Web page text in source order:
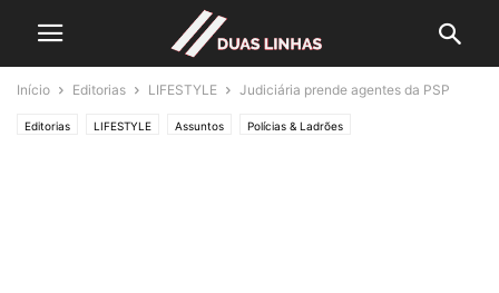
Início Editorias LIFESTYLE Judiciária prende agentes da PSP
Editorias LIFESTYLE Assuntos Polícias & Ladrões